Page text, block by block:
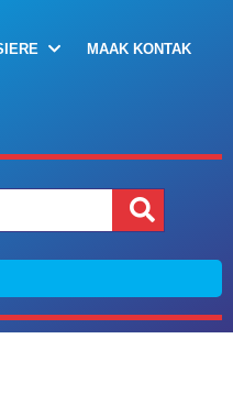
MAAK KONTAK